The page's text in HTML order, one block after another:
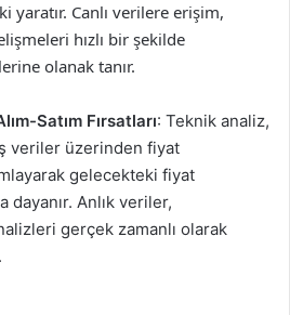
yaratır. Canlı verilere erişim,
hızlı bir şekilde
olanak tanır.
Satım Fırsatları: Teknik analiz,
veriler üzerinden fiyat
gelecekteki fiyat
dayanır. Anlık veriler,
gerçek zamanlı olarak